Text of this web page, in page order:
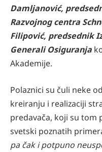
Damljanović,
Razvojnog centra
Filipović, predsednik
Generali Osiguranja
Akademije.
Polaznici su čuli neke
kreiranju i realizaciji
predavača, koji su tom
svetski poznatih
pa čak i potpuno